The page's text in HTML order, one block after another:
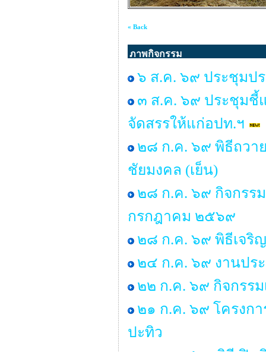
« Back
ภาพกิจกรรม
๖ ส.ค. ๖๙ ประชุมป
๓ ส.ค. ๖๙ ประชุมชี้
จัดสรรให้แก่อปท.ฯ
๒๘ ก.ค. ๖๙ พิธีถวา
ชัยมงคล (เย็น)
๒๘ ก.ค. ๖๙ กิจกรร
กรกฎาคม ๒๕๖๙
๒๘ ก.ค. ๖๙ พิธีเจริ
๒๔ ก.ค. ๖๙ งานปร
๒๒ ก.ค. ๖๙ กิจกรร
๒๑ ก.ค. ๖๙ โครงก
ปะทิว